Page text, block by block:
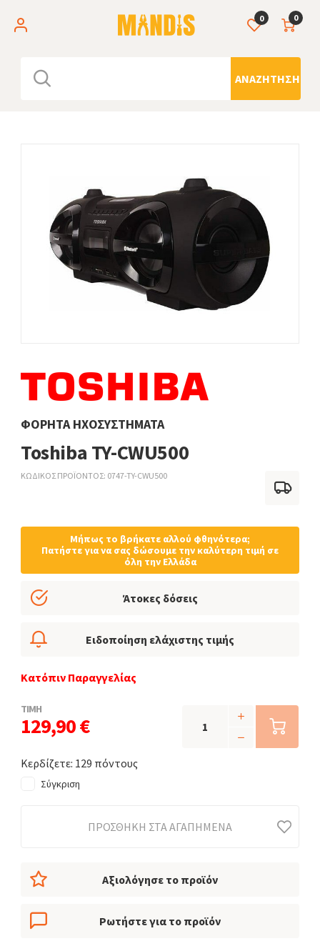
0
ΑΝΑΖΉΤΗΣΗ
0
Αξιολόγησε το προϊόν
Ρωτήστε για το προϊόν
ΦΟΡΗΤΆ ΗΧΟΣΥΣΤΉΜΑΤΑ
Toshiba TY-CWU500
ΚΩΔΙΚΟΣ ΠΡΟΪΟΝΤΟΣ 0747-TY-CWU500
ΤΙΜΗ
129,90 €
Κερδίζετε: 129 πόντους
Μήπως το βρήκατε αλλού φθηνότερα;
Πατήστε για να σας δώσουμε την καλύτερη τιμή σε
όλη την Ελλάδα
Άτοκες δόσεις
Ειδοποίηση ελάχιστης τιμής
Κατόπιν Παραγγελίας
Σύγκριση
ΠΡΟΣΘΉΚΗ ΣΤΑ ΑΓΑΠΗΜΈΝΑ